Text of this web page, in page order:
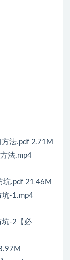
法.pdf 2.71M
法.mp4
坑.pdf 21.46M
坑-1.mp4
坑-2【必